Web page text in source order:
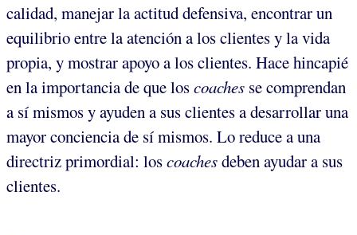
calidad, manejar la actitud defensiva, encontrar un
equilibrio entre la atención a los clientes y la vida
propia, y mostrar apoyo a los clientes. Hace hincapié
en la importancia de que loscoaches se comprendan
a sí mismos y ayuden a sus clientes a desarrollar una
mayor conciencia de sí mismos. Lo reduce a una
directriz primordial: loscoachesdeben ayudar a sus
clientes.